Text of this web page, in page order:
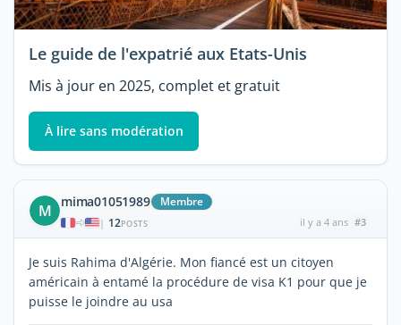
Le guide de l'expatrié aux Etats-Unis
Mis à jour en 2025, complet et gratuit
À lire sans modération
M mima01051989 Membre
| 12POSTS il y a 4 ans #3
Je suis Rahima d'Algérie. Mon fiancé est un citoyen
américain à entamé la procédure de visa K1 pour que je
puisse le joindre au usa